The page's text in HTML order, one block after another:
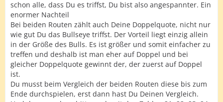
schon alle, dass Du es triffst, Du bist also angespannter. Ein
enormer Nachteil
Bei beiden Routen zählt auch Deine Doppelquote, nicht nur
wie gut Du das Bullseye triffst. Der Vorteil liegt einzig allein
in der Größe des Bulls. Es ist größer und somit einfacher zu
treffen und deshalb ist man eher auf Doppel und bei
gleicher Doppelquote gewinnt der, der zuerst auf Doppel
ist.
Du musst beim Vergleich der beiden Routen diese bis zum
Ende durchspielen, erst dann hast Du Deinen Vergleich.